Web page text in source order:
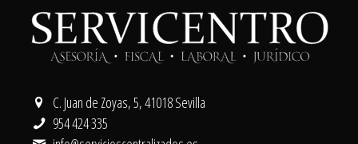
C. Juan de Zoyas, 5, 41018 Sevilla
954 424 335